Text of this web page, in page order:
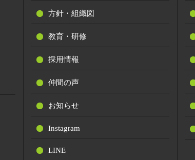
方針・組織図
教育・研修
採用情報
仲間の声
お知らせ
Instagram
LINE